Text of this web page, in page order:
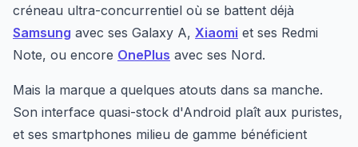
créneau ultra-concurrentiel où se battent déjà
Samsung avec ses Galaxy A, Xiaomi et ses Redmi
Note, ou encore OnePlus avec ses Nord.
Mais la marque a quelques atouts dans sa manche.
Son interface quasi-stock d'Android plaît aux puristes,
et ses smartphones milieu de gamme bénéficient